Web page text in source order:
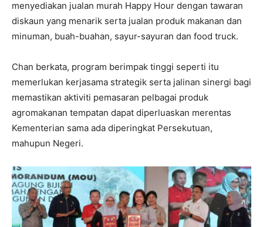
menyediakan jualan murah Happy Hour dengan tawaran
diskaun yang menarik serta jualan produk makanan dan
minuman, buah-buahan, sayur-sayuran dan food truck.
Chan berkata, program berimpak tinggi seperti itu
memerlukan kerjasama strategik serta jalinan sinergi bagi
memastikan aktiviti pemasaran pelbagai produk
agromakanan tempatan dapat diperluaskan merentas
Kementerian sama ada diperingkat Persekutuan,
mahupun Negeri.